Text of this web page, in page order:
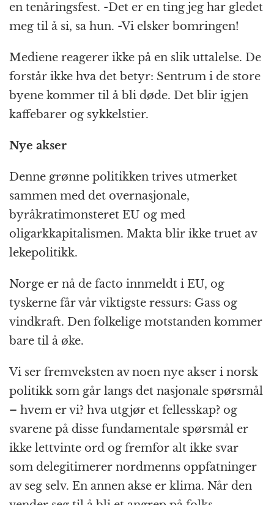
en tenåringsfest. -Det er en ting jeg har gledet
meg til å si, sa hun. -Vi elsker bomringen!
Mediene reagerer ikke på en slik uttalelse. De
forstår ikke hva det betyr: Sentrum i de store
byene kommer til å bli døde. Det blir igjen
kaffebarer og sykkelstier.
Nye akser
Denne grønne politikken trives utmerket
sammen med det overnasjonale,
byråkratimonsteret EU og med
oligarkkapitalismen. Makta blir ikke truet av
lekepolitikk.
Norge er nå de facto innmeldt i EU, og
tyskerne får vår viktigste ressurs: Gass og
vindkraft. Den folkelige motstanden kommer
bare til å øke.
Vi ser fremveksten av noen nye akser i norsk
politikk som går langs det nasjonale spørsmål
– hvem er vi? hva utgjør et fellesskap? og
svarene på disse fundamentale spørsmål er
ikke lettvinte ord og fremfor alt ikke svar
som delegitimerer nordmenns oppfatninger
av seg selv. En annen akse er klima. Når den